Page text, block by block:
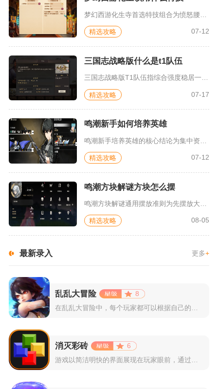
梦幻西游化生寺首选特技组合为愤怒腰带搭配罗汉金钟、晶清诀、笑...
精选攻略 07-12
三国志战略版什么是t1队伍
精选攻略 07-17
鸣潮新手如何培养英雄
精选攻略 07-12
鸣潮方块解谜方块怎么摆
精选攻略 08-05
最新录入 更多+
乱乱大冒险
8
在乱乱大冒险中，每个玩家都可以根据自己的喜好选择和培养角色，...
消灭彩砖
6